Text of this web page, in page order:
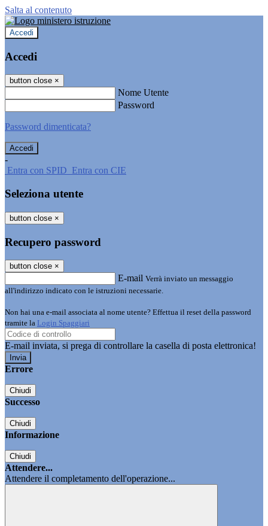
Salta al contenuto
Accedi
Accedi
button close ×
Nome Utente
Password
Password dimenticata?
-
Entra con SPID Entra con CIE
Seleziona utente
button close ×
Recupero password
button close ×
E-mail Verrà inviato un messaggio
all'indirizzo indicato con le istruzioni necessarie.
Non hai una e-mail associata al nome utente? Effettua il reset della password
tramite la Login Spaggiari
E-mail inviata, si prega di controllare la casella di posta elettronica!
Errore
Chiudi
Successo
Chiudi
Informazione
Chiudi
Attendere...
Attendere il completamento dell'operazione...